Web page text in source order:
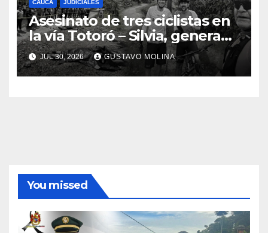
CAUCA JUDICIALES
Asesinato de tres ciclistas en
la vía Totoró – Silvia, genera
consternación en el Cauca
JUL 30, 2026 GUSTAVO MOLINA
You missed